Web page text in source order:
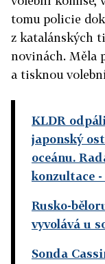
tomu policie
z katalánských
novinách. Měla
a tisknou
KLDR
japonský
oceánu.
konzultace
Rusko-
vyvolává u
Sonda